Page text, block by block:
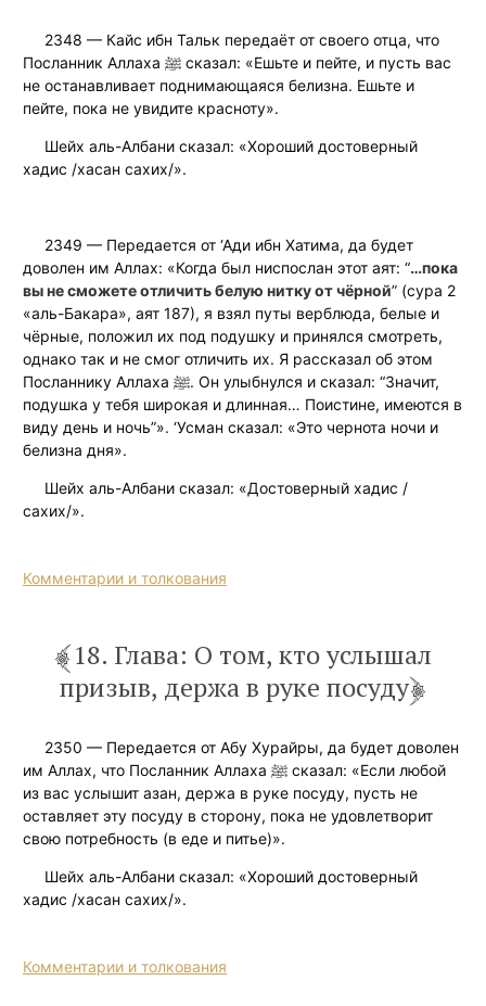
2348 — Кайс ибн Тальк передаёт от своего отца, что
Посланник Аллаха ﷺ сказал: «Ешьте и пейте, и пусть вас
не останавливает поднимающаяся белизна. Ешьте и
пейте, пока не увидите красноту».
Шейх аль-Албани сказал: «Хороший достоверный
хадис /хасан сахих/».
2349 — Передается от ‘Ади ибн Хатима, да будет
доволен им Аллах: «Когда был ниспослан этот аят: “…пока
вы не сможете отличить белую нитку от чёрной” (сура 2
«аль-Бакара», аят 187), я взял путы верблюда, белые и
чёрные, положил их под подушку и принялся смотреть,
однако так и не смог отличить их. Я рассказал об этом
Посланнику Аллаха ﷺ. Он улыбнулся и сказал: “Значит,
подушка у тебя широкая и длинная… Поистине, имеются в
виду день и ночь”». ‘Усман сказал: «Это чернота ночи и
белизна дня».
Шейх аль-Албани сказал: «Достоверный хадис /
сахих/».
Комментарии и толкования
18. Глава: О том, кто услышал
призыв, держа в руке посуду
2350 — Передается от Абу Хурайры, да будет доволен
им Аллах, что Посланник Аллаха ﷺ сказал: «Если любой
из вас услышит азан, держа в руке посуду, пусть не
оставляет эту посуду в сторону, пока не удовлетворит
свою потребность (в еде и питье)».
Шейх аль-Албани сказал: «Хороший достоверный
хадис /хасан сахих/».
Комментарии и толкования